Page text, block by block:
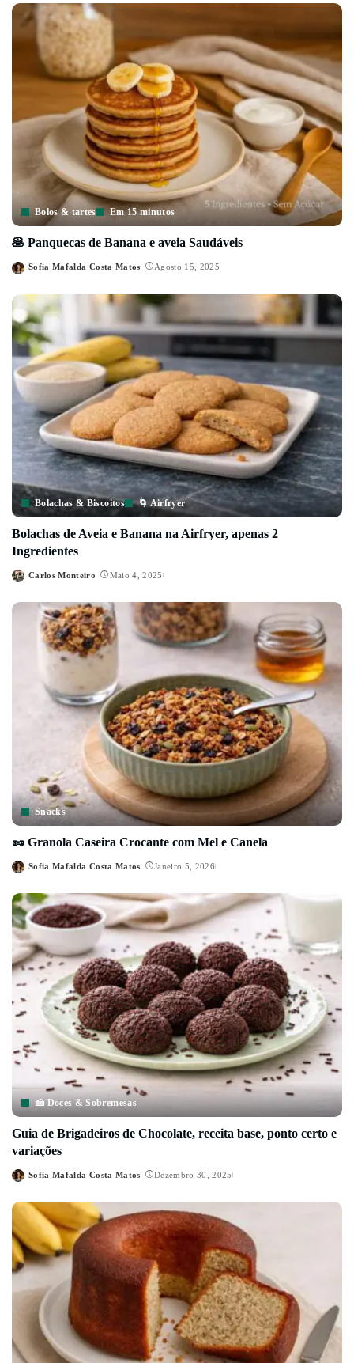
Bolos & tartes Em 15 minutos
🥞 Panquecas de Banana e aveia Saudáveis
Posted
Sofia Mafalda Costa Matos Agosto 15, 2025
Bolachas & Biscoitos 🌀 Airfryer
Bolachas de Aveia e Banana na Airfryer, apenas 2
Ingredientes
Posted
Carlos Monteiro Maio 4, 2025
Snacks
🥜 Granola Caseira Crocante com Mel e Canela
Posted
Sofia Mafalda Costa Matos Janeiro 5, 2026
🍰 Doces & Sobremesas
Guia de Brigadeiros de Chocolate, receita base, ponto certo e
variações
Posted
Sofia Mafalda Costa Matos Dezembro 30, 2025